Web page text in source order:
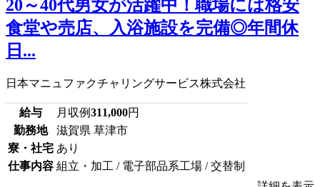
20～40代男女が活躍中！職場には格安
食堂や売店、入浴施設を完備◎年間休
日...
日本マニュファクチャリングサービス株式会社
給与 月収例311,000円
勤務地
滋賀県 草津市
寮・社宅 あり
仕事内容 組立・加工 / 電子部品系工場 / 交替制